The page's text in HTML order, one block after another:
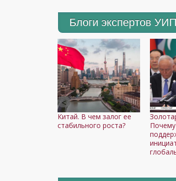
Блоги экспертов УИП
Китай. В чем залог ее
стабильного роста?